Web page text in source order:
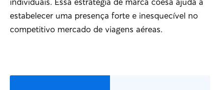
estabelecer uma presença forte e inesquecível no
competitivo mercado de viagens aéreas.